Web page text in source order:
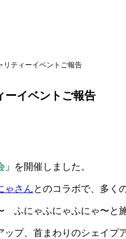
リティーイベントご報告
ーイベントご報告
を開催しました。
ゃさんとのコラボで、多く
ふにゃふにゃふにゃ〜と
プ、首まわりのシェイプ